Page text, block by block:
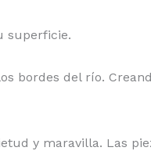
superficie.
bordes del río.
y maravilla. Las